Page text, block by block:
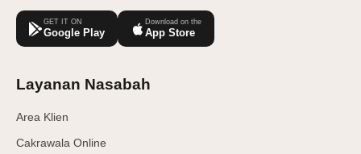
GET IT ON
Google Play
Download on the
App Store
Layanan Nasabah
Area Klien
Cakrawala Online